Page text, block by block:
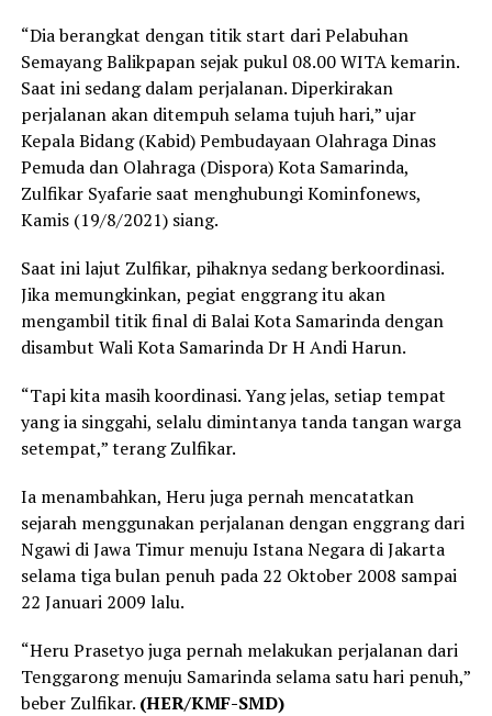
“Dia berangkat dengan titik start dari Pelabuhan
Semayang Balikpapan sejak pukul 08.00 WITA kemarin.
Saat ini sedang dalam perjalanan. Diperkirakan
perjalanan akan ditempuh selama tujuh hari,” ujar
Kepala Bidang (Kabid) Pembudayaan Olahraga Dinas
Pemuda dan Olahraga (Dispora) Kota Samarinda,
Zulfikar Syafarie saat menghubungi Kominfonews,
Kamis (19/8/2021) siang.
Saat ini lajut Zulfikar, pihaknya sedang berkoordinasi.
Jika memungkinkan, pegiat enggrang itu akan
mengambil titik final di Balai Kota Samarinda dengan
disambut Wali Kota Samarinda Dr H Andi Harun.
“Tapi kita masih koordinasi. Yang jelas, setiap tempat
yang ia singgahi, selalu dimintanya tanda tangan warga
setempat,” terang Zulfikar.
Ia menambahkan, Heru juga pernah mencatatkan
sejarah menggunakan perjalanan dengan enggrang dari
Ngawi di Jawa Timur menuju Istana Negara di Jakarta
selama tiga bulan penuh pada 22 Oktober 2008 sampai
22 Januari 2009 lalu.
“Heru Prasetyo juga pernah melakukan perjalanan dari
Tenggarong menuju Samarinda selama satu hari penuh,”
beber Zulfikar. (HER/KMF-SMD)